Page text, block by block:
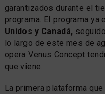
garantizados durante el
programa. El programa
Unidos y Canadá,
lo largo de este mes de
opera Venus Concept
que viene.
La primera plataforma